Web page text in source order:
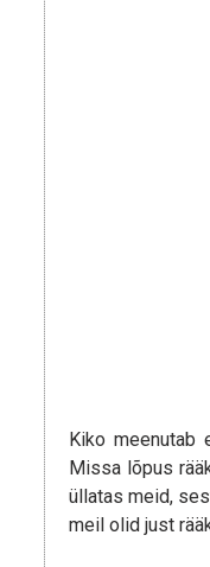
Kiko meenutab
Missa lõpus
üllatas meid,
meil olid just